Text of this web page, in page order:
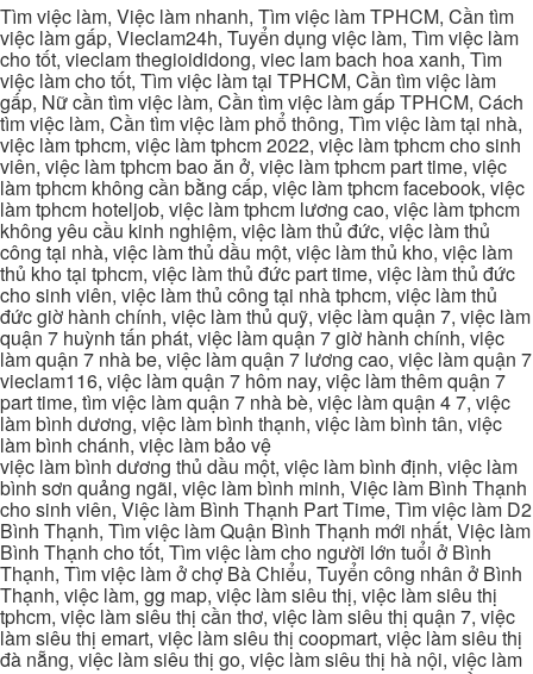
Tìm việc làm, Việc làm nhanh, Tìm việc làm TPHCM, Cần tìm
việc làm gấp, Vieclam24h, Tuyển dụng việc làm, Tìm việc làm
cho tốt, vieclam thegioididong, viec lam bach hoa xanh, Tìm
việc làm cho tốt, Tìm việc làm tại TPHCM, Cần tìm việc làm
gấp, Nữ cần tìm việc làm, Cần tìm việc làm gấp TPHCM, Cách
tìm việc làm, Cần tìm việc làm phổ thông, Tìm việc làm tại nhà,
việc làm tphcm, việc làm tphcm 2022, việc làm tphcm cho sinh
viên, việc làm tphcm bao ăn ở, việc làm tphcm part time, việc
làm tphcm không cần bằng cấp, việc làm tphcm facebook, việc
làm tphcm hoteljob, việc làm tphcm lương cao, việc làm tphcm
không yêu cầu kinh nghiệm, việc làm thủ đức, việc làm thủ
công tại nhà, việc làm thủ dầu một, việc làm thủ kho, việc làm
thủ kho tại tphcm, việc làm thủ đức part time, việc làm thủ đức
cho sinh viên, việc làm thủ công tại nhà tphcm, việc làm thủ
đức giờ hành chính, việc làm thủ quỹ, việc làm quận 7, việc làm
quận 7 huỳnh tấn phát, việc làm quận 7 giờ hành chính, việc
làm quận 7 nhà be, việc làm quận 7 lương cao, việc làm quận 7
vieclam116, việc làm quận 7 hôm nay, việc làm thêm quận 7
part time, tìm việc làm quận 7 nhà bè, việc làm quận 4 7, việc
làm bình dương, việc làm bình thạnh, việc làm bình tân, việc
làm bình chánh, việc làm bảo vệ
việc làm bình dương thủ dầu một, việc làm bình định, việc làm
bình sơn quảng ngãi, việc làm bình minh, Việc làm Bình Thạnh
cho sinh viên, Việc làm Bình Thạnh Part Time, Tìm việc làm D2
Bình Thạnh, Tìm việc làm Quận Bình Thạnh mới nhất, Việc làm
Bình Thạnh cho tốt, Tìm việc làm cho người lớn tuổi ở Bình
Thạnh, Tìm việc làm ở chợ Bà Chiểu, Tuyển công nhân ở Bình
Thạnh, việc làm, gg map, việc làm siêu thị, việc làm siêu thị
tphcm, việc làm siêu thị cần thơ, việc làm siêu thị quận 7, việc
làm siêu thị emart, việc làm siêu thị coopmart, việc làm siêu thị
đà nẵng, việc làm siêu thị go, việc làm siêu thị hà nội, việc làm